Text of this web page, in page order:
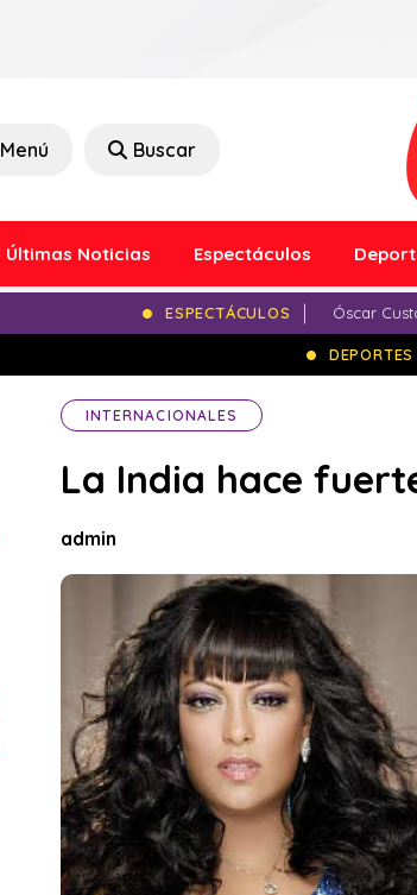
Menú Buscar
Últimas Noticias Espectáculos
ESPECTÁCULOS Óscar
DEPORTES
INTERNACIONALES
La India hace
admin